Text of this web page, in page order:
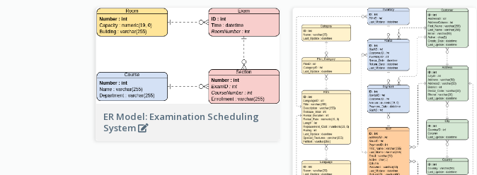
ER Model: Examination Scheduling
System